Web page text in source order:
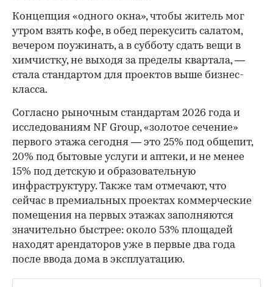
Концепция «одного окна», чтобы житель мог
утром взять кофе, в обед перекусить салатом,
вечером поужинать, а в субботу сдать вещи в
химчистку, не выходя за пределы квартала, —
стала стандартом для проектов выше бизнес-
класса.
Согласно рыночным стандартам 2026 года и
исследованиям NF Group, «золотое сечение»
первого этажа сегодня — это 25% под общепит,
20% под бытовые услуги и аптеки, и не менее
15% под детскую и образовательную
инфраструктуру. Также там отмечают, что
сейчас в премиальных проектах коммерческие
помещения на первых этажах заполняются
значительно быстрее: около 53% площадей
находят арендаторов уже в первые два года
после ввода дома в эксплуатацию.